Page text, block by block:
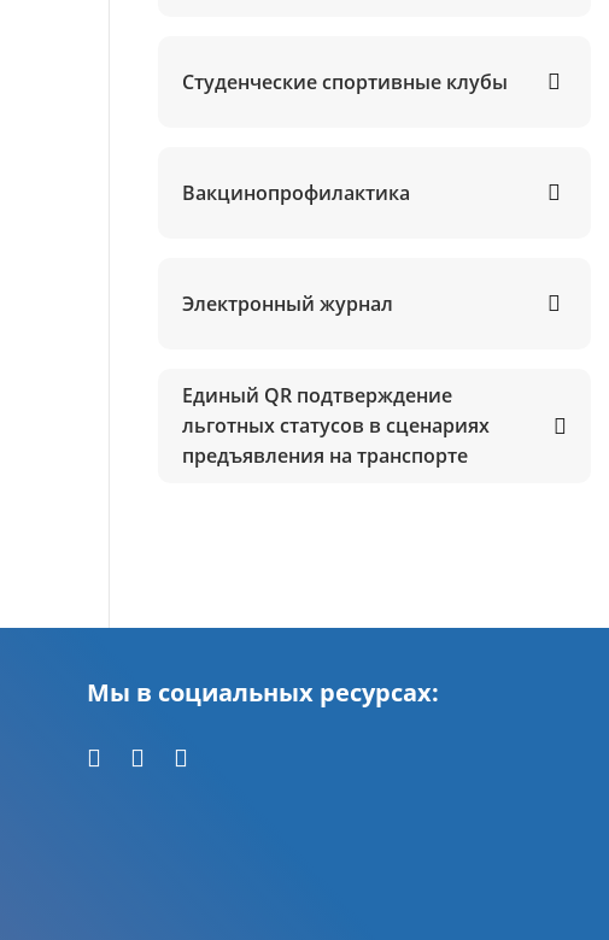
Студенческие спортивные клубы
Вакцинопрофилактика
Электронный журнал
Единый QR подтверждение
льготных статусов в сценариях
предъявления на транспорте
Мы в социальных ресурсах: